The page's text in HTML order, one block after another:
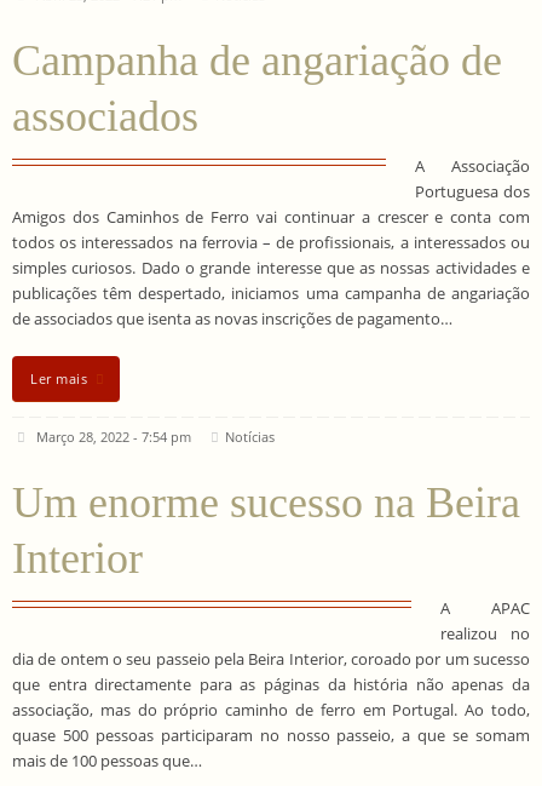
Campanha de angariação de
associados
A Associação
Portuguesa dos
Amigos dos Caminhos de Ferro vai continuar a crescer e conta com
todos os interessados na ferrovia – de profissionais, a interessados ou
simples curiosos. Dado o grande interesse que as nossas actividades e
publicações têm despertado, iniciamos uma campanha de angariação
de associados que isenta as novas inscrições de pagamento…
Ler mais
Março 28, 2022 - 7:54 pm Notícias
Um enorme sucesso na Beira
Interior
A APAC
realizou no
dia de ontem o seu passeio pela Beira Interior, coroado por um sucesso
que entra directamente para as páginas da história não apenas da
associação, mas do próprio caminho de ferro em Portugal. Ao todo,
quase 500 pessoas participaram no nosso passeio, a que se somam
mais de 100 pessoas que…